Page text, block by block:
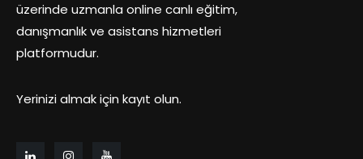
üzerinde uzmanla online canlı eğitim,
danışmanlık ve asistans hizmetleri
platformudur.
Yerinizi almak için kayıt olun.